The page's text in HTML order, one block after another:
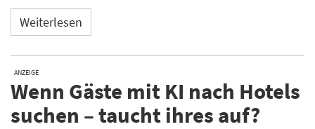
Weiterlesen
ANZEIGE
Wenn Gäste mit KI nach Hotels
suchen – taucht ihres auf?